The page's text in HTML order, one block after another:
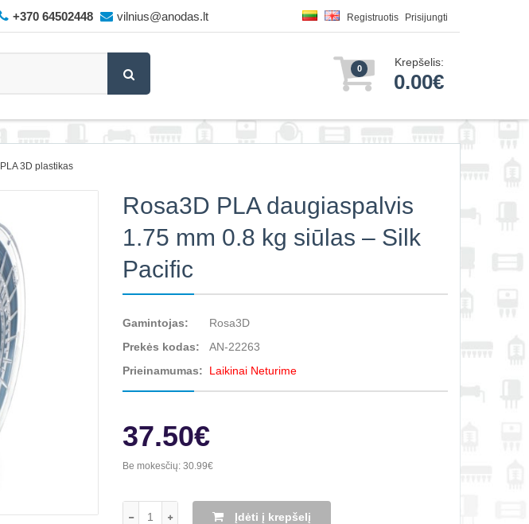
+370 64502448 vilnius@anodas.lt Registruotis Prisijungti
0 Krepšelis:
0.00€
PLA 3D plastikas
Rosa3D PLA daugiaspalvis
1.75 mm 0.8 kg siūlas – Silk
Pacific
Gamintojas:
Rosa3D
Prekės kodas:
AN-22263
Prieinamumas:
Laikinai Neturime
37.50€
Be mokesčių:30.99€
Įdėti į krepšelį